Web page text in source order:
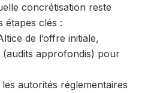
concrétisation reste
étapes clés :
de l’offre initiale,
(audits approfondis) pour
autorités réglementaires